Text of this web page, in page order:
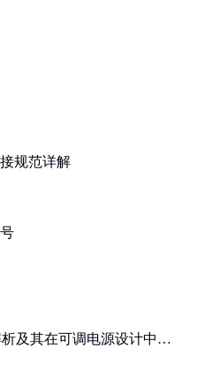
规范详解
及其在可调电源设计中的